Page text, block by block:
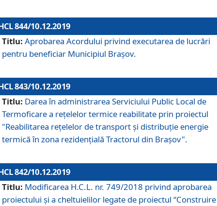
844/10.12.2019
Titlu: Aprobarea Acordului privind executarea de lucrări
pentru beneficiar Municipiul Brașov.
843/10.12.2019
Titlu: Darea în administrarea Serviciului Public Local de
Termoficare a rețelelor termice reabilitate prin proiectul
"Reabilitarea reţelelor de transport şi distribuţie energie
termică în zona rezidenţială Tractorul din Braşov".
842/10.12.2019
Titlu: Modificarea H.C.L. nr. 749/2018 privind aprobarea
proiectului și a cheltuielilor legate de proiectul “Construire